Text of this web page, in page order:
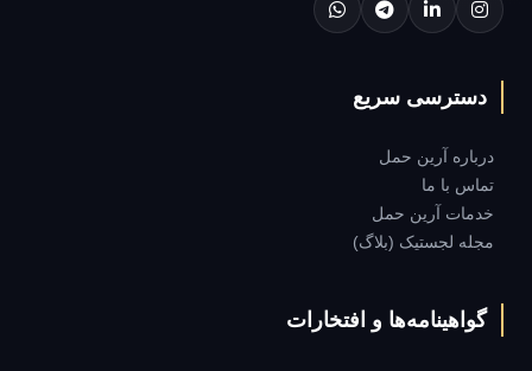
دسترسی سریع
درباره آرین حمل
تماس با ما
خدمات آرین حمل
مجله لجستیک (بلاگ)
گواهینامه‌ها و افتخارات